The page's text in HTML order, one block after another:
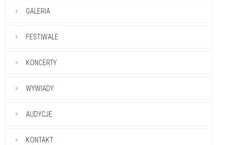
GALERIA
FESTIWALE
KONCERTY
WYWIADY
AUDYCJE
KONTAKT